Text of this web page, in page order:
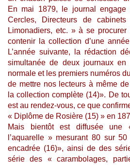
En mai 1879, le journal
Cercles, Directeurs de
Limonadiers, etc. » à se
contenir la collection d’une
L’année suivante, la rédaction
simultanée de deux journaux
normale et les premiers numéros
de mettre nos lecteurs à même
la collection complète (14)». De
est au rendez-vous, ce que
« Diplôme de Rosière (15) » en
Mais bientôt est diffusée une
l’aquarelle » mesurant 80 sur
encadrée (16)», ainsi de des
série des « carambolages,